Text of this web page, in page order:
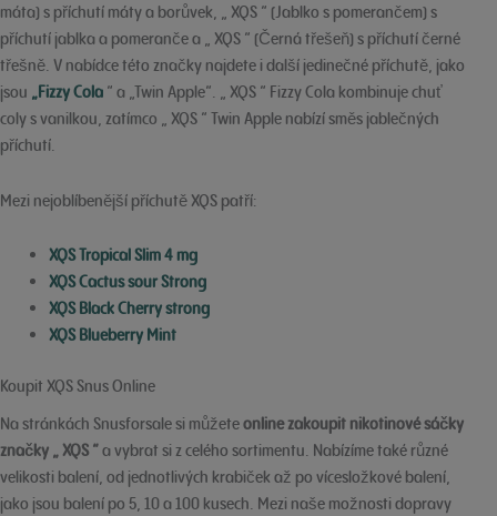
máta) s příchutí máty a borůvek, „ XQS “ (Jablko s pomerančem) s
příchutí jablka a pomeranče a „ XQS “ (Černá třešeň) s příchutí černé
třešně. V nabídce této značky najdete i další jedinečné příchutě, jako
jsou „Fizzy Cola “ a „Twin Apple“. „ XQS “ Fizzy Cola kombinuje chuť
coly s vanilkou, zatímco „ XQS “ Twin Apple nabízí směs jablečných
příchutí.
Mezi nejoblíbenější příchutě XQS patří:
XQS Tropical Slim 4 mg
XQS Cactus sour Strong
XQS Black Cherry strong
XQS Blueberry Mint
Koupit XQS Snus Online
Na stránkách Snusforsale si můžeteonline zakoupit nikotinové sáčky
značky „ XQS “a vybrat si z celého sortimentu. Nabízíme také různé
velikosti balení, od jednotlivých krabiček až po vícesložkové balení,
jako jsou balení po 5, 10 a 100 kusech. Mezi naše možnosti dopravy